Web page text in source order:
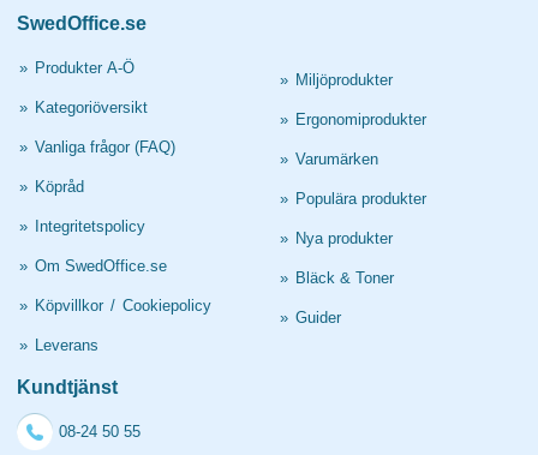
SwedOffice.se
» Produkter A-Ö
» Kategoriöversikt
» Vanliga frågor (FAQ)
» Köpråd
» Integritetspolicy
» Om SwedOffice.se
» Köpvillkor / Cookiepolicy
» Leverans
» Miljöprodukter
» Ergonomiprodukter
» Varumärken
» Populära produkter
» Nya produkter
» Bläck & Toner
» Guider
Kundtjänst
08-24 50 55